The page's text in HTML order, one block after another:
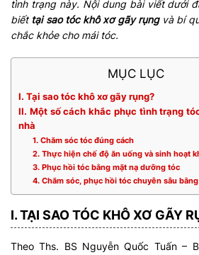
tình trạng này. Nội dung bài viết dưới
biết tại sao tóc khô xơ gãy rụngvà bí
chắc khỏe cho mái tóc.
MỤC LỤC
I. Tại sao tóc khô xơ gãy rụng?
II. Một số cách khắc phục tình trạng
nhà
1. Chăm sóc tóc đúng cách
2. Thực hiện chế độ ăn uống và sinh hoạt
3. Phục hồi tóc bằng mặt nạ dưỡng tóc
4. Chăm sóc, phục hồi tóc chuyên sâu
I. TẠI SAO TÓC KHÔ XƠ GÃY
Theo Ths. BS Nguyễn Quốc Tuấn –